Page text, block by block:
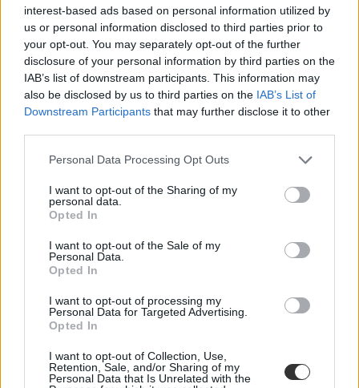
interest-based ads based on personal information utilized by
us or personal information disclosed to third parties prior to
your opt-out. You may separately opt-out of the further
disclosure of your personal information by third parties on the
IAB’s list of downstream participants. This information may
also be disclosed by us to third parties on the IAB’s List of
Downstream Participants that may further disclose it to other
Personal Data Processing Opt Outs
I want to opt-out of the Sharing of my
personal data.
Opted In
I want to opt-out of the Sale of my
Personal Data.
Opted In
I want to opt-out of processing my
Personal Data for Targeted Advertising.
Opted In
I want to opt-out of Collection, Use,
Retention, Sale, and/or Sharing of my
Personal Data that Is Unrelated with the
alapítványi egyetem